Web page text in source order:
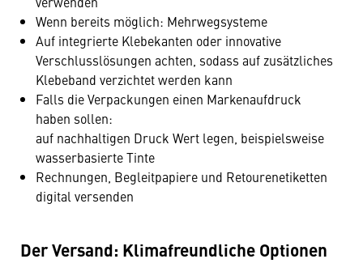
Wenn bereits möglich: Mehrwegsysteme
Auf integrierte Klebekanten oder innovative
Verschlusslösungen achten, sodass auf zusätzliches
Klebeband verzichtet werden kann
Falls die Verpackungen einen Markenaufdruck
haben sollen:
auf nachhaltigen Druck Wert legen, beispielsweise
wasserbasierte Tinte
Rechnungen, Begleitpapiere und Retourenetiketten
digital versenden
Der Versand: Klimafreundliche Optionen